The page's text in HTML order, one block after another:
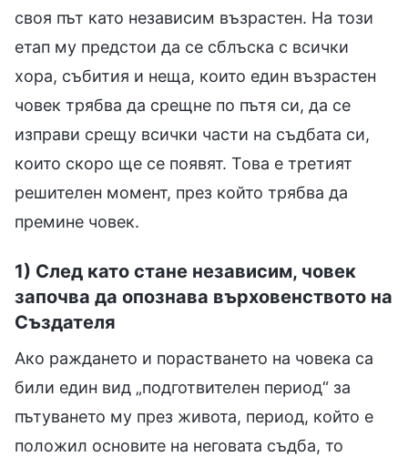
своя път като независим възрастен. На този
етап му предстои да се сблъска с всички
хора, събития и неща, които един възрастен
човек трябва да срещне по пътя си, да се
изправи срещу всички части на съдбата си,
които скоро ще се появят. Това е третият
решителен момент, през който трябва да
премине човек.
1) След като стане независим, човек
започва да опознава върховенството на
Създателя
Ако раждането и порастването на човека са
били един вид „подготвителен период“ за
пътуването му през живота, период, който е
положил основите на неговата съдба, то